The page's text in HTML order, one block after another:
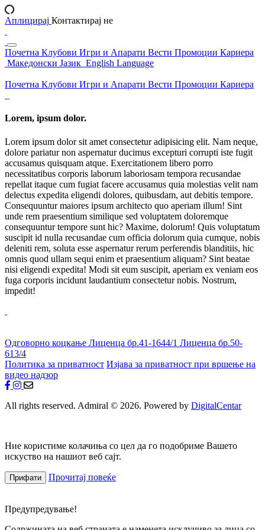
Аплицирај Контактирај не
Почетна Клубови Игри и Апарати Вести Промоции Кариера
Македонски Јазик English Language
Почетна Клубови Игри и Апарати Вести Промоции Кариера
Lorem, ipsum dolor.
Lorem ipsum dolor sit amet consectetur adipisicing elit. Nam neque,
dolore pariatur non aspernatur ducimus excepturi corrupti iste fugit
accusamus quisquam atque. Exercitationem libero porro
necessitatibus corporis laborum laboriosam tempora recusandae
repellat itaque cum fugiat facere accusamus quia molestias velit nam
delectus expedita eligendi dolores, quibusdam, aut debitis tempore.
Consequuntur maiores ipsum architecto quo aperiam illum! Sint
unde rem praesentium similique sed voluptatem doloremque
consequuntur tempore sunt hic? Maxime, dolorum! Quis voluptatum
suscipit id nulla recusandae cum officia dolorum quia cumque, nobis
deleniti rem, soluta esse aspernatur rerum perferendis blanditiis, hic
omnis quod ullam sequi enim et praesentium aliquam? Sint beatae
nisi eligendi expedita! Modi sit eum suscipit, aperiam ex veniam eos
fuga corporis incidunt laudantium consectetur nobis. Nostrum,
impedit!
Одговорно коцкање Лиценца бр.41-1644/1 Лиценца бр.50-
613/4
Политика за приватност Изјава за приватност при вршење на
видео надзор
All rights reserved. Admiral © 2026. Powered by DigitalCentar
Ние користиме колачиња со цел да го подобриме Вашето
искуство на нашиот веб сајт.
Прифати Прочитај повеќе
Предупредување!